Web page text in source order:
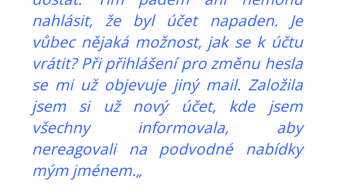
nahlásit, že byl účet napaden. Je
vůbec nějaká možnost, jak se k účtu
vrátit? Při přihlášení pro změnu hesla
se mi už objevuje jiný mail. Založila
jsem si už nový účet, kde jsem
všechny informovala, aby
nereagovali na podvodné nabídky
mým jménem.„